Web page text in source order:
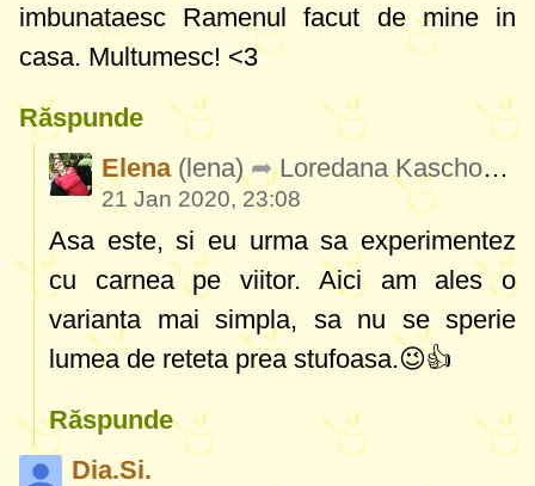
imbunataesc Ramenul facut de mine in
casa. Multumesc! <3
Răspunde
Elena (lena) Loredana Kaschovits
21 Jan 2020, 23:08
Asa este, si eu urma sa experimentez
cu carnea pe viitor. Aici am ales o
varianta mai simpla, sa nu se sperie
lumea de reteta prea stufoasa.😉👍
Răspunde
Dia.Si.